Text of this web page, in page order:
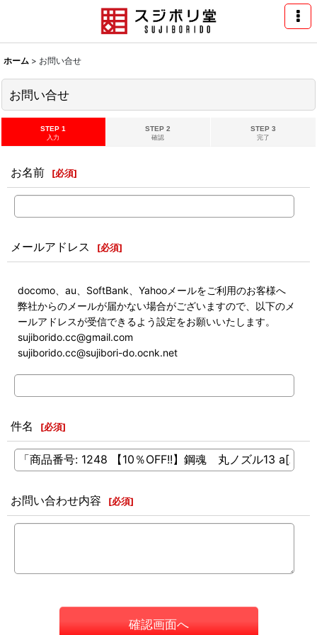
ホーム > お問い合せ
お問い合せ
STEP 1
入力
STEP 2
確認
STEP 3
完了
お名前 [必須]
メールアドレス [必須]
docomo、au、SoftBank、Yahooメールをご利用のお客様へ
弊社からのメールが届かない場合がございますので、以下のメ
ールアドレスが受信できるよう設定をお願いいたします。
sujiborido.cc@gmail.com
sujiborido.cc@sujibori-do.ocnk.net
件名 [必須]
お問い合わせ内容 [必須]
確認画面へ